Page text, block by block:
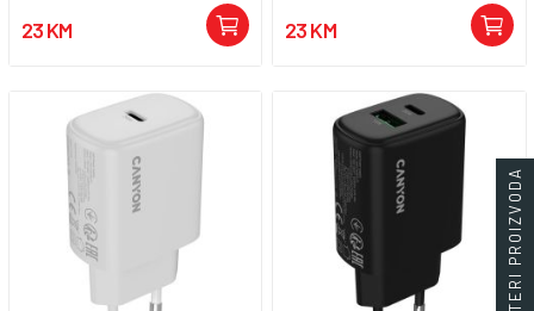
23 KM 23 KM
FILTERI PROIZVODA